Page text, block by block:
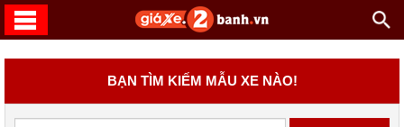
BẠN TÌM KIẾM MẪU XE NÀO!